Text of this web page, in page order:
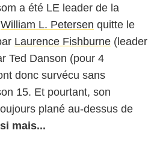
a été LE leader de la
William L. Petersen quitte le
Laurence Fishburne (leader
Ted Danson (pour 4
donc survécu sans
15. Et pourtant, son
plané au-dessus de
mais...